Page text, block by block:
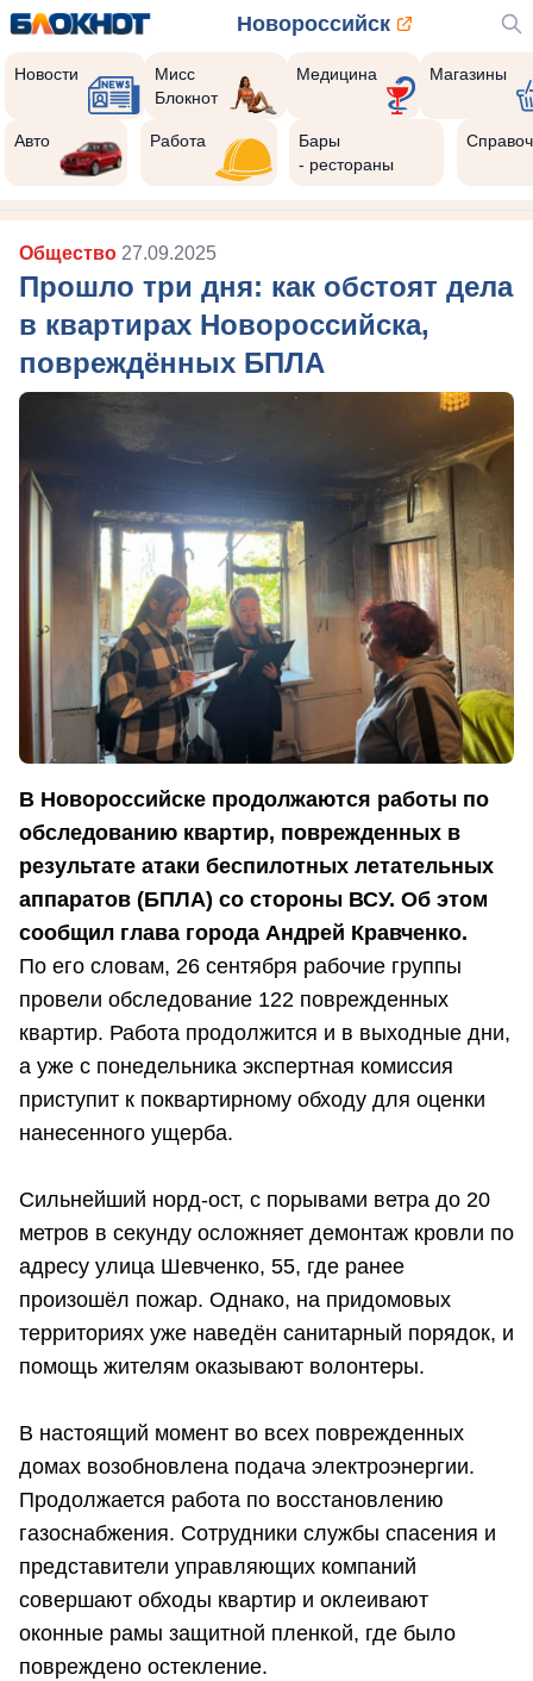
Новороссийск
Новости
Мисс
Блокнот
Медицина Магазины
Авто Работа
Бары
- рестораны
Общество 27.09.2025
Прошло три дня: как обстоят дела
в квартирах Новороссийска,
повреждённых БПЛА
В Новороссийске продолжаются работы по
обследованию квартир, поврежденных в
результате атаки беспилотных летательных
аппаратов (БПЛА) со стороны ВСУ. Об этом
сообщил глава города Андрей Кравченко.
По его словам, 26 сентября рабочие группы
провели обследование 122 поврежденных
квартир. Работа продолжится и в выходные дни,
а уже с понедельника экспертная комиссия
приступит к поквартирному обходу для оценки
нанесенного ущерба.
Сильнейший норд-ост, с порывами ветра до 20
метров в секунду осложняет демонтаж кровли по
адресу улица Шевченко, 55, где ранее
произошёл пожар. Однако, на придомовых
территориях уже наведён санитарный порядок, и
помощь жителям оказывают волонтеры.
В настоящий момент во всех поврежденных
домах возобновлена подача электроэнергии.
Продолжается работа по восстановлению
газоснабжения. Сотрудники службы спасения и
представители управляющих компаний
совершают обходы квартир и оклеивают
оконные рамы защитной пленкой, где было
повреждено остекление.